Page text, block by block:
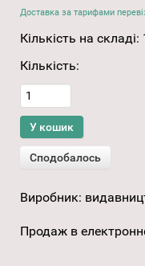
Доставка за тарифами
Кількість на складі:
Кількість:
Виробник:
Продаж в